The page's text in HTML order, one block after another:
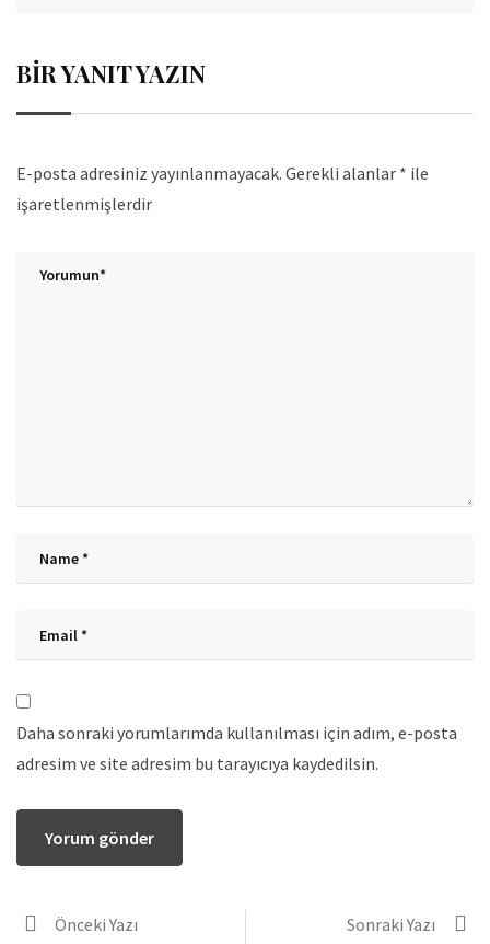
BIR YANIT YAZIN
E-posta adresiniz yayınlanmayacak. Gerekli alanlar * ile
işaretlenmişlerdir
Daha sonraki yorumlarımda kullanılması için adım, e-posta
adresim ve site adresim bu tarayıcıya kaydedilsin.
Önceki Yazı Sonraki Yazı